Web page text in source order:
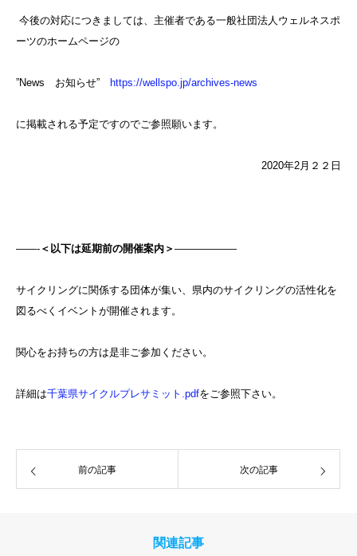
今後の対応につきましては、主催者である一般社団法人ウェルネスポ
ーツのホームページの
”News お知らせ” https://wellspo.jp/archives-news
に掲載される予定ですのでご参照願います。
2020年2月２２日
——- ＜以下は延期前の開催案内＞ ——————
サイクリングに関係する団体が集い、県内のサイクリングの活性化を
図るべくイベントが開催されます。
関心をお持ちの方は是非ご参加ください。
詳細は千葉県サイクルプレサミット.pdfをご参照下さい。
前の記事 次の記事
関連記事